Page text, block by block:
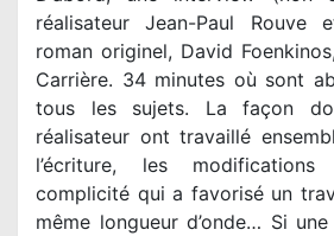
réalisateur Jean-Paul Rouve
roman originel, David
Carrière. 34 minutes où sont
tous les sujets. La façon
réalisateur ont travaillé
l’écriture, les
complicité qui a favorisé un
même longueur d’onde… Si